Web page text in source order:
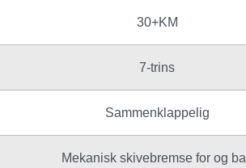
30+KM
7-trins
Sammenklappelig
Mekanisk skivebremse for og